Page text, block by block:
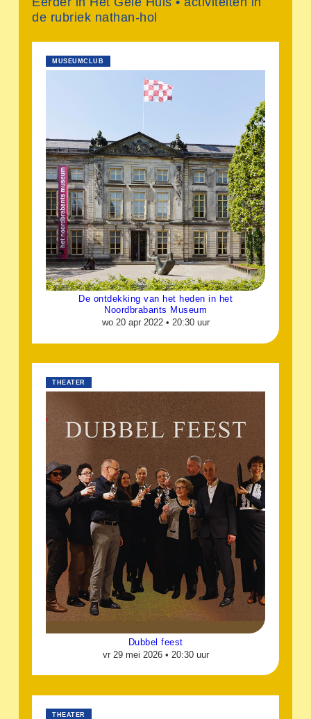
de rubriek nathan-hol
MUSEUMCLUB
De ontdekking van het heden in het
Noordbrabants Museum
wo 20 apr 2022 • 20:30 uur
THEATER
Dubbel feest
vr 29 mei 2026 • 20:30 uur
THEATER